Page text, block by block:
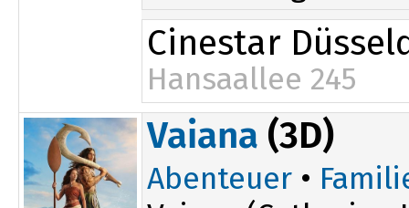
Cinestar
Hansaallee 245
13:55
17:15
Vaiana (3D)
Abenteuer •